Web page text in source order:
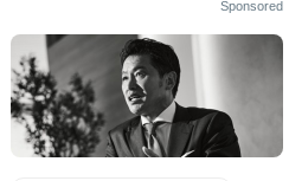
Sponsored